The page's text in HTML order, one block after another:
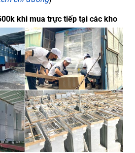
khi mua trực tiếp tại các kho